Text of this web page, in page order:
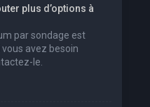
plus d’options à
par sondage est
avez besoin
le.